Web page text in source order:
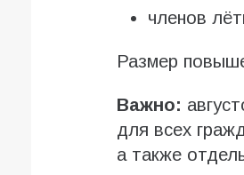
членов
Размер
Важно:
для всех
а также